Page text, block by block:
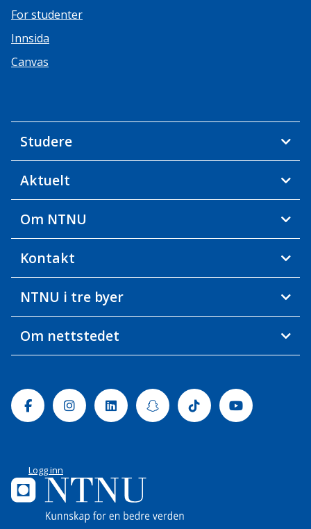
For studenter
Innsida
Canvas
Studere
Aktuelt
Om NTNU
Kontakt
NTNU i tre byer
Om nettstedet
FacebookInstagramLinkedinSnapchatTiktok Youtube
Logg inn